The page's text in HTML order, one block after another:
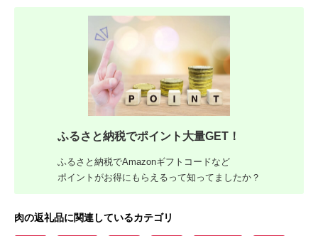
ふるさと納税でポイント大量GET！
ふるさと納税でAmazonギフトコードなど
ポイントがお得にもらえるって知ってましたか？
肉の返礼品に関連しているカテゴリ